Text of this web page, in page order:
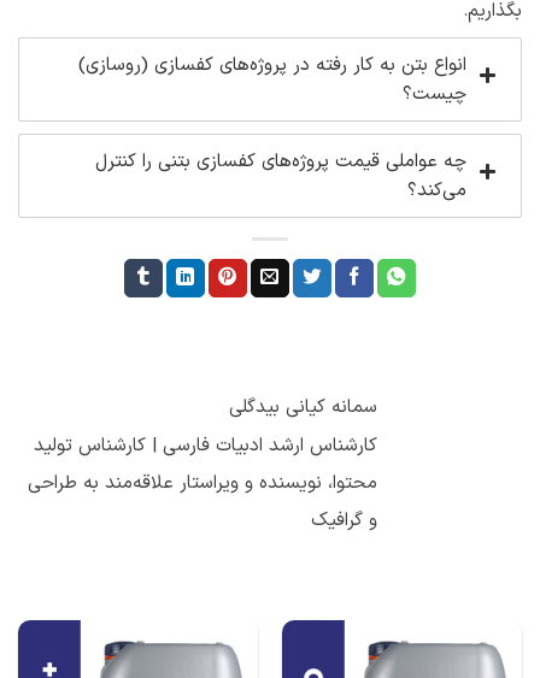
بگذاریم.
انواع بتن به کار رفته در پروژه‌های کفسازی (روسازی)
چیست؟
چه عواملی قیمت پروژه‌های کفسازی بتنی را کنترل
می‌کند؟
سمانه کیانی بیدگلی
کارشناس ارشد ادبیات فارسی | کارشناس تولید
محتوا، نویسنده و ویراستار علاقه‌مند به طراحی
و گرافیک